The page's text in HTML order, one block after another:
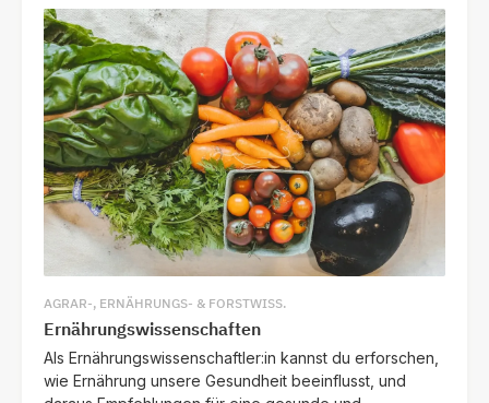
AGRAR-, ERNÄHRUNGS- & FORSTWISS.
Ernährungswissenschaften
Als Ernährungswissenschaftler:in kannst du erforschen,
wie Ernährung unsere Gesundheit beeinflusst, und